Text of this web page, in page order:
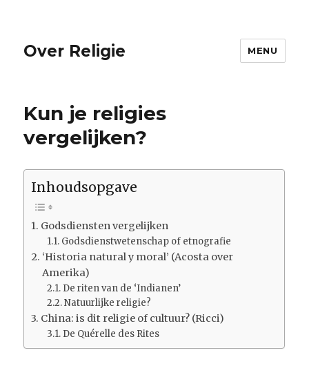
Over Religie MENU
Kun je religies
vergelijken?
Inhoudsopgave
Godsdiensten vergelijken
Godsdienstwetenschap of etnografie
‘Historia natural y moral’ (Acosta over
Amerika)
De riten van de ‘Indianen’
Natuurlijke religie?
China: is dit religie of cultuur? (Ricci)
De Quérelle des Rites